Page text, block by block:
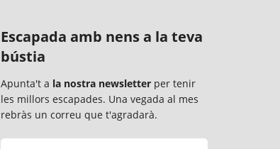
Escapada amb nens a la teva
bústia
Apunta't a la nostra newsletter per tenir
les millors escapades. Una vegada al mes
rebràs un correu que t'agradarà.